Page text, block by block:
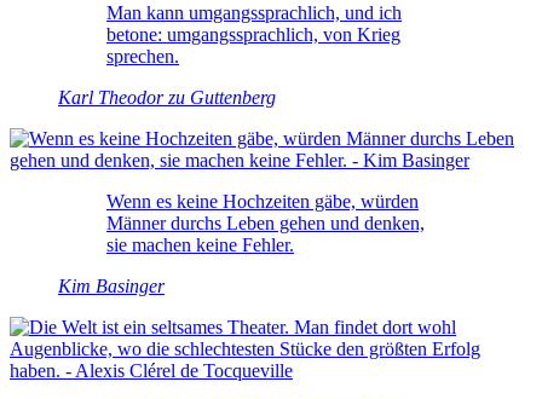
Man kann umgangssprachlich, und ich
betone: umgangssprachlich, von Krieg
sprechen.
Karl Theodor zu Guttenberg
Wenn es keine Hochzeiten gäbe, würden
Männer durchs Leben gehen und denken,
sie machen keine Fehler.
Kim Basinger